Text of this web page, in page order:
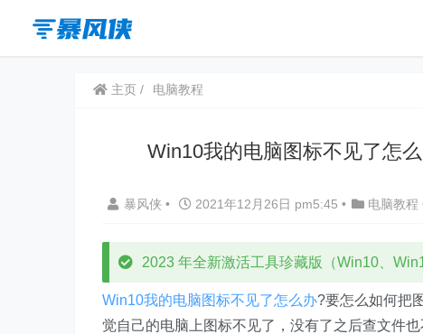
主页 电脑教程
Win10我的电脑图标不见了怎
暴风侠 • 2021年12月26日 pm5:45 • 电脑教程
2023 年全新激活工具珍藏版（Win10、
Win10我的电脑图标不见了怎么办?要怎么如何把
觉自己的电脑上图标不见了，没有了之后查文件